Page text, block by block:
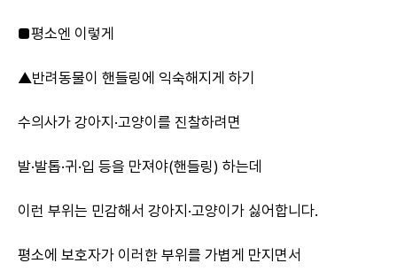
■평소엔 이렇게
▲반려동물이 핸들링에 익숙해지게 하기
수의사가 강아지·고양이를 진찰하려면
발·발톱·귀·입 등을 만져야(핸들링) 하는데
이런 부위는 민감해서 강아지·고양이가 싫어합니다.
평소에 보호자가 이러한 부위를 가볍게 만지면서